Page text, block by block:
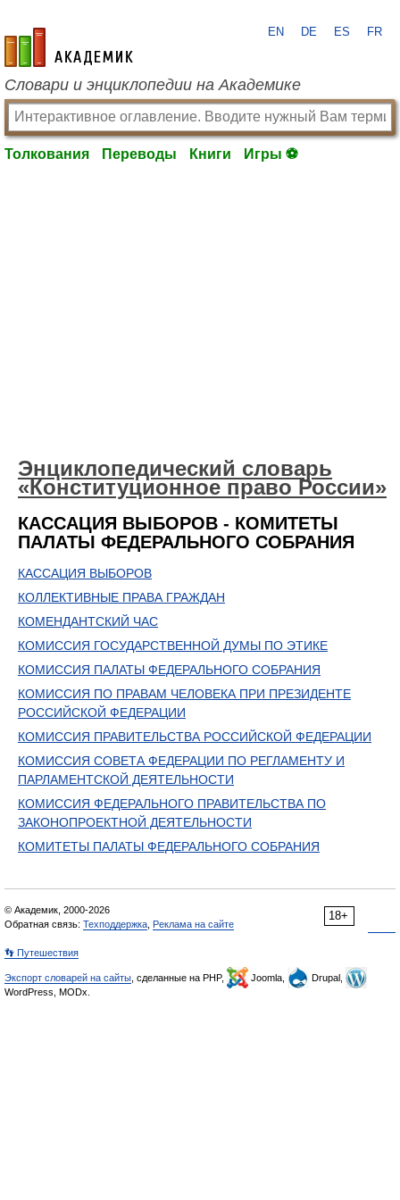
academic.ru
EN DE ES FR
Словари и энциклопедии на Академике
Толкования Переводы Книги Игры ⚽
Энциклопедический словарь
«Конституционное право России»
КАССАЦИЯ ВЫБОРОВ - КОМИТЕТЫ
ПАЛАТЫ ФЕДЕРАЛЬНОГО СОБРАНИЯ
КАССАЦИЯ ВЫБОРОВ
КОЛЛЕКТИВНЫЕ ПРАВА ГРАЖДАН
КОМЕНДАНТСКИЙ ЧАС
КОМИССИЯ ГОСУДАРСТВЕННОЙ ДУМЫ ПО ЭТИКЕ
КОМИССИЯ ПАЛАТЫ ФЕДЕРАЛЬНОГО СОБРАНИЯ
КОМИССИЯ ПО ПРАВАМ ЧЕЛОВЕКА ПРИ ПРЕЗИДЕНТЕ
РОССИЙСКОЙ ФЕДЕРАЦИИ
КОМИССИЯ ПРАВИТЕЛЬСТВА РОССИЙСКОЙ ФЕДЕРАЦИИ
КОМИССИЯ СОВЕТА ФЕДЕРАЦИИ ПО РЕГЛАМЕНТУ И
ПАРЛАМЕНТСКОЙ ДЕЯТЕЛЬНОСТИ
КОМИССИЯ ФЕДЕРАЛЬНОГО ПРАВИТЕЛЬСТВА ПО
ЗАКОНОПРОЕКТНОЙ ДЕЯТЕЛЬНОСТИ
КОМИТЕТЫ ПАЛАТЫ ФЕДЕРАЛЬНОГО СОБРАНИЯ
18+
© Академик, 2000-2026
Обратная связь: Техподдержка Реклама на сайте
👣 Путешествия
Экспорт словарей на сайты , сделанные на PHP, Joomla,
Drupal,
WordPress, MODx.